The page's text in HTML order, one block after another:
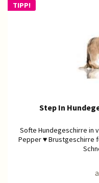
TIPP!
Step In
Softe Hundegeschirre in
Pepper ♥ Brustgeschirre